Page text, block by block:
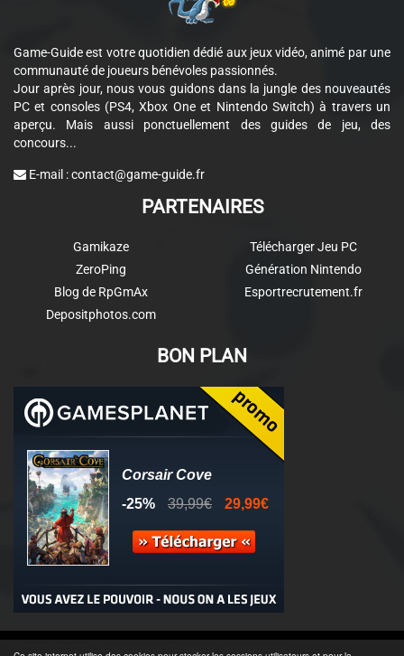
Game-Guide est votre quotidien dédié aux jeux vidéo, animé par une
communauté de joueurs bénévoles passionnés.
Jour après jour, nous vous guidons dans la jungle des nouveautés
PC et consoles (PS4, Xbox One et Nintendo Switch) à travers un
aperçu. Mais aussi ponctuellement des guides de jeu, des
concours...
E-mail :contact@game-guide.fr
PARTENAIRES
Gamikaze
ZeroPing
Blog de RpGmAx
Depositphotos.com
Télécharger Jeu PC
Génération Nintendo
Esportrecrutement.fr
BON PLAN